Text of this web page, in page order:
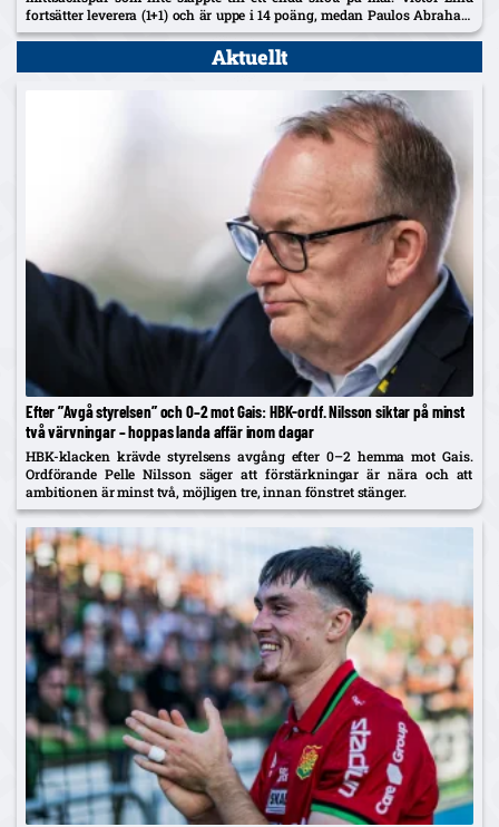
fortsätter leverera (1+1) och är uppe i 14 poäng, medan Paulos Abraham
– målskytt igen – var...
Aktuellt
Efter ”Avgå styrelsen” och 0–2 mot Gais: HBK-ordf. Nilsson siktar på minst
två värvningar – hoppas landa affär inom dagar
HBK-klacken krävde styrelsens avgång efter 0–2 hemma mot Gais.
Ordförande Pelle Nilsson säger att förstärkningar är nära och att
ambitionen är minst två, möjligen tre, innan fönstret stänger.